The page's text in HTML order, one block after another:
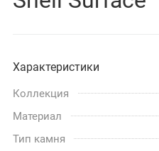
Характеристики
Коллекция
Материал
Тип камня